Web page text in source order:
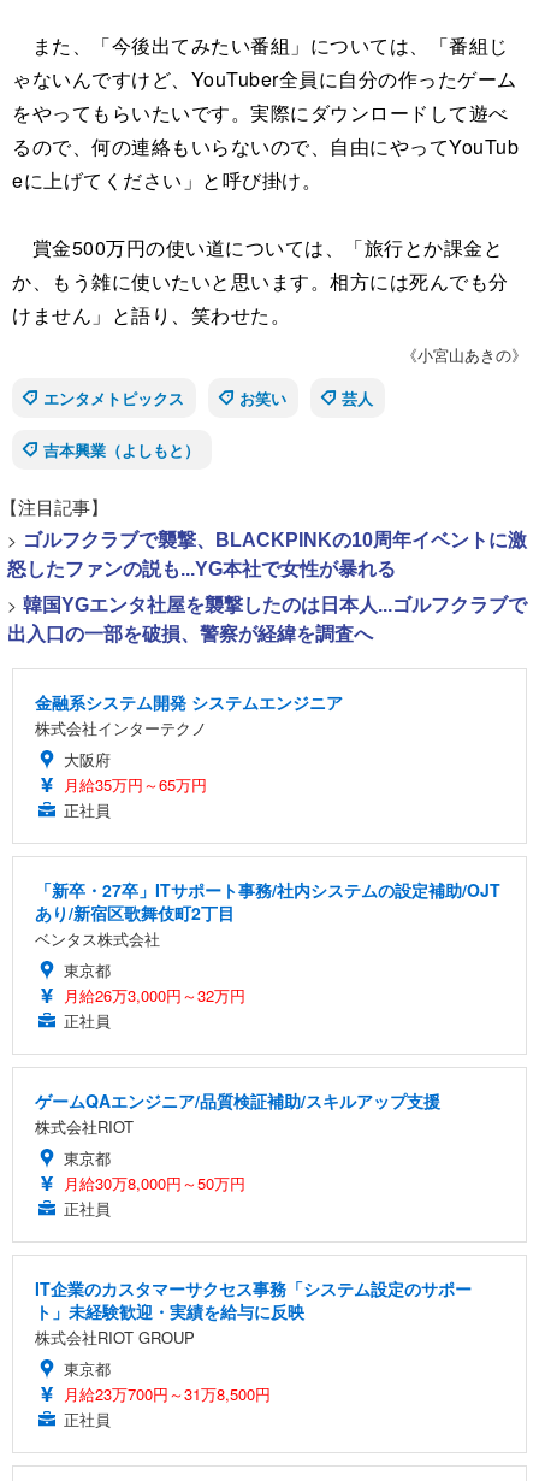
また、「今後出てみたい番組」については、「番組じ
ゃないんですけど、YouTuber全員に自分の作ったゲーム
をやってもらいたいです。実際にダウンロードして遊べ
るので、何の連絡もいらないので、自由にやってYouTub
eに上げてください」と呼び掛け。
賞金500万円の使い道については、「旅行とか課金と
か、もう雑に使いたいと思います。相方には死んでも分
けません」と語り、笑わせた。
《小宮山あきの》
エンタメトピックス
お笑い 芸人
吉本興業（よしもと）
【注目記事】
> ゴルフクラブで襲撃、BLACKPINKの10周年イベントに激
怒したファンの説も...YG本社で女性が暴れる
> 韓国YGエンタ社屋を襲撃したのは日本人...ゴルフクラブで
出入口の一部を破損、警察が経緯を調査へ
金融系システム開発 システムエンジニア
株式会社インターテクノ
大阪府
月給35万円～65万円
正社員
「新卒・27卒」ITサポート事務/社内システムの設定補助/OJT
あり/新宿区歌舞伎町2丁目
ベンタス株式会社
東京都
月給26万3,000円～32万円
正社員
ゲームQAエンジニア/品質検証補助/スキルアップ支援
株式会社RIOT
東京都
月給30万8,000円～50万円
正社員
IT企業のカスタマーサクセス事務「システム設定のサポー
ト」未経験歓迎・実績を給与に反映
株式会社RIOT GROUP
東京都
月給23万700円～31万8,500円
正社員